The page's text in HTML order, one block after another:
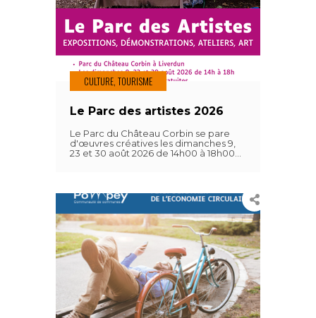
CULTURE, TOURISME
Le Parc des artistes 2026
Le Parc du Château Corbin se pare
d'œuvres créatives les dimanches 9,
23 et 30 août 2026 de 14h00 à 18h00...